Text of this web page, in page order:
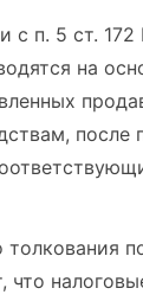
с п. 5 ст.
на
после
что